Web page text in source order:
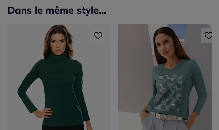
Dans le même style...